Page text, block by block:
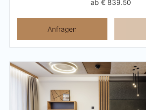
ab € 839.50
Anfragen